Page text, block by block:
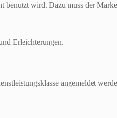
wird. Dazu muss der
Erleichterungen.
angemeldet